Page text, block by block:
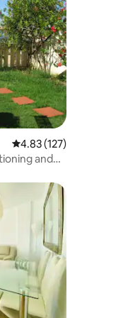
4.83 out of 5 average
4.83 (127)
and